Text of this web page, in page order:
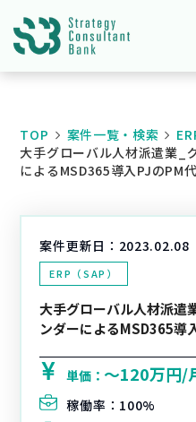
TOP 案件一覧・検索
大手グローバル人材派遣業_
によるMSD365導入PJのPM
案件更新日： 2023.02.08
ERP（SAP）
大手グローバル人材派遣
ンダーによるMSD365導
単価：〜120万円/
稼働率： 100%